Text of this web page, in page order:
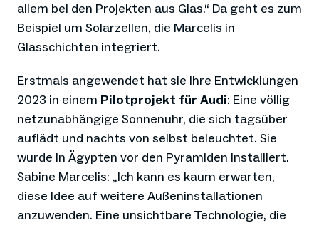
allem bei den Projekten aus Glas.“ Da geht es zum
Beispiel um Solarzellen, die Marcelis in
Glasschichten integriert.
Erstmals angewendet hat sie ihre Entwicklungen
2023 in einem Pilotprojekt für Audi: Eine völlig
netzunabhängige Sonnenuhr, die sich tagsüber
auflädt und nachts von selbst beleuchtet. Sie
wurde in Ägypten vor den Pyramiden installiert.
Sabine Marcelis: „Ich kann es kaum erwarten,
diese Idee auf weitere Außeninstallationen
anzuwenden. Eine unsichtbare Technologie, die